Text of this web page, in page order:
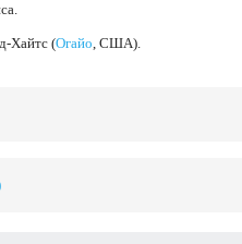
Хайтс (Огайо, США).